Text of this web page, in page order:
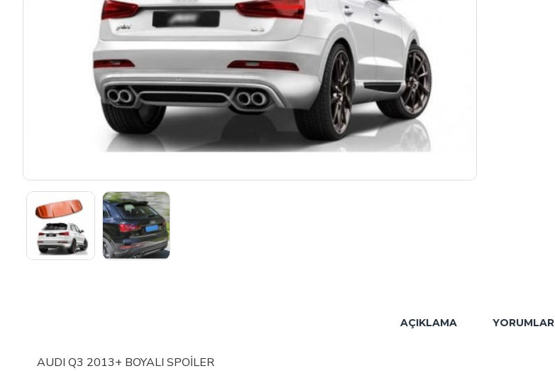
AÇIKLAMA YORUMLAR
AUDI Q3 2013+ BOYALI SPOİLER